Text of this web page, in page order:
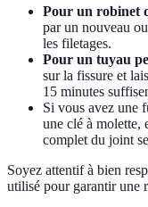
Pour un robinet
par un nouveau
les filetages.
Pour un tuyau
sur la fissure et
15 minutes
Si vous avez une
une clé à molette,
complet du joint
Soyez attentif à bien
utilisé pour garantir une